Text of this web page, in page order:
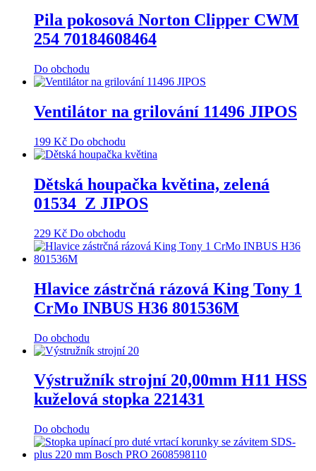
Pila pokosová Norton Clipper CWM
254 70184608464
Do obchodu
Ventilátor na grilování 11496 JIPOS
199 Kč Do obchodu
Dětská houpačka květina, zelená
01534_Z JIPOS
229 Kč Do obchodu
Hlavice zástrčná rázová King Tony 1
CrMo INBUS H36 801536M
Do obchodu
Výstružník strojní 20,00mm H11 HSS
kuželová stopka 221431
Do obchodu